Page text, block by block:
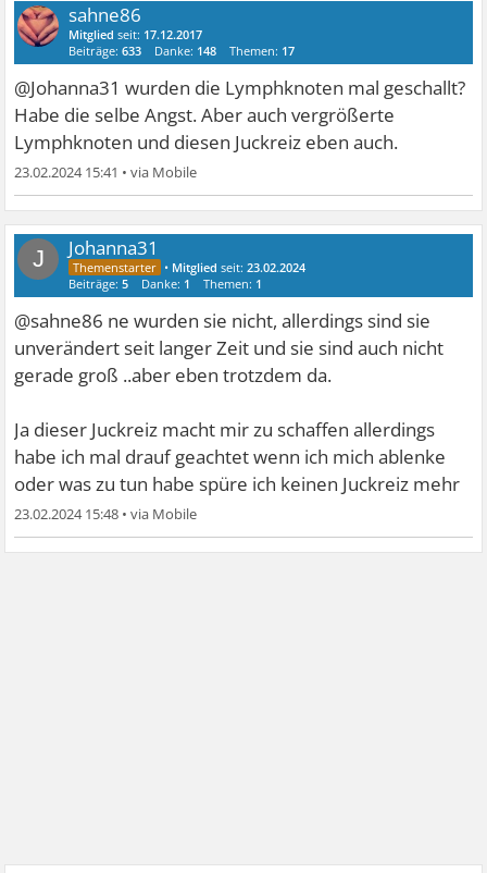
sahne86
Mitglied seit: 17.12.2017
Beiträge:633 Danke: 148 Themen: 17
@Johanna31 wurden die Lymphknoten mal geschallt?
Habe die selbe Angst. Aber auch vergrößerte
Lymphknoten und diesen Juckreiz eben auch.
23.02.2024 15:41 •
J Johanna31
• Mitglied seit:23.02.2024
Beiträge:5 Danke: 1 Themen: 1
@sahne86 ne wurden sie nicht, allerdings sind sie
unverändert seit langer Zeit und sie sind auch nicht
gerade groß ..aber eben trotzdem da.
Ja dieser Juckreiz macht mir zu schaffen allerdings
habe ich mal drauf geachtet wenn ich mich ablenke
oder was zu tun habe spüre ich keinen Juckreiz mehr
23.02.2024 15:48 •